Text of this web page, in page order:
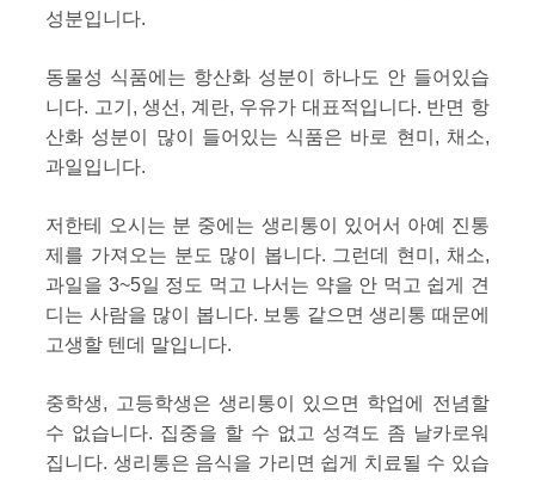
성분입니다.
동물성 식품에는 항산화 성분이 하나도 안 들어있습
니다. 고기, 생선, 계란, 우유가 대표적입니다. 반면 항
산화 성분이 많이 들어있는 식품은 바로 현미, 채소,
과일입니다.
저한테 오시는 분 중에는 생리통이 있어서 아예 진통
제를 가져오는 분도 많이 봅니다. 그런데 현미, 채소,
과일을 3~5일 정도 먹고 나서는 약을 안 먹고 쉽게 견
디는 사람을 많이 봅니다. 보통 같으면 생리통 때문에
고생할 텐데 말입니다.
중학생, 고등학생은 생리통이 있으면 학업에 전념할
수 없습니다. 집중을 할 수 없고 성격도 좀 날카로워
집니다. 생리통은 음식을 가리면 쉽게 치료될 수 있습